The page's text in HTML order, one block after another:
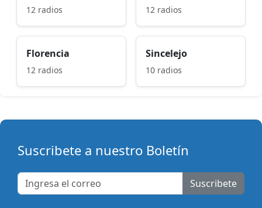
12 radios 12 radios
Florencia
12 radios
Sincelejo
10 radios
Suscribete a nuestro Boletín
Suscribete